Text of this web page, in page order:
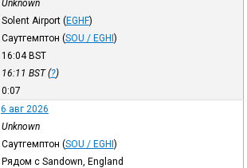
Unknown
Solent Airport (EGHF)
Саутгемптон (SOU / EGHI)
16:04BST
16:11 BST(?)
0:07
6 авг 2026
Unknown
Саутгемптон (SOU / EGHI)
Рядом с Sandown, England